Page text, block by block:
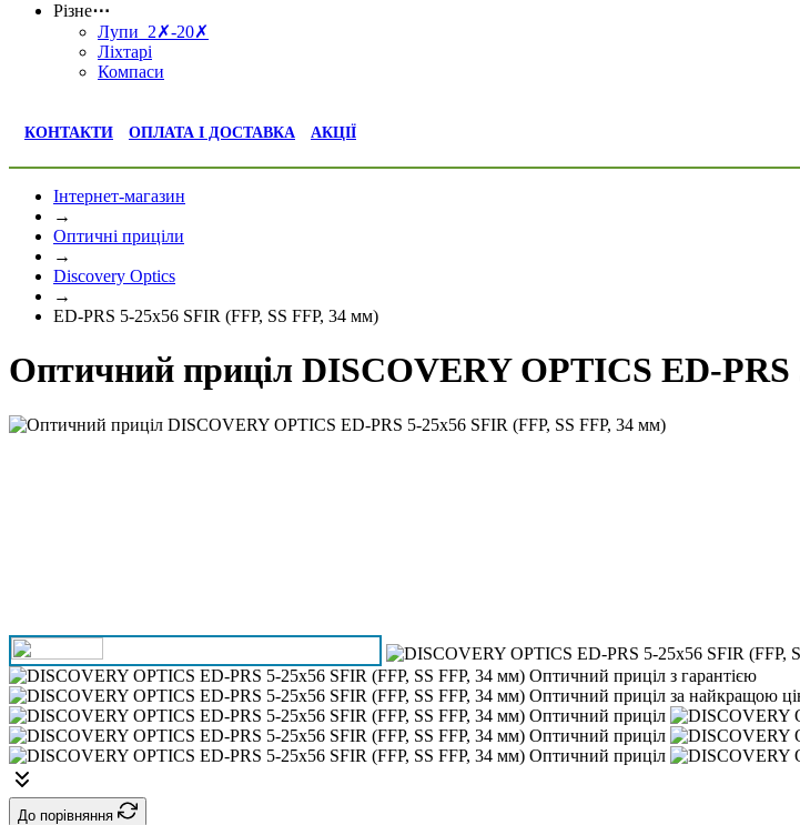
Різне⋯
Лупи 2✗-20✗
Ліхтарі
Компаси
КОНТАКТИ ОПЛАТА І ДОСТАВКА АКЦІЇ
Інтернет-магазин
→
Оптичні приціли
→
Discovery Optics
→
ED-PRS 5-25x56 SFIR (FFP, SS FFP, 34 мм)
Оптичний приціл DISCOVERY OPTICS ED-PRS
До порівняння